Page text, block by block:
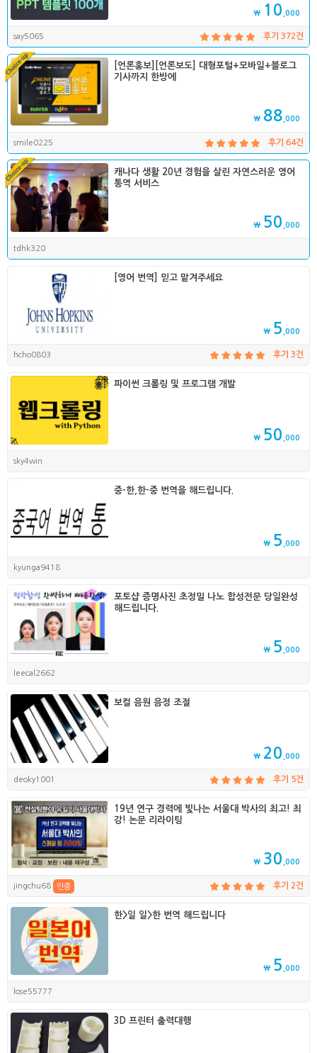
₩ 10 ,000
say5065 후기 372건
[언론홍보][언론보도] 대형포털+모바일+블로그
기사까지 한방에
₩ 88,000
smile0225 후기 64건
캐나다 생활 20년 경험을 살린 자연스러운 영어
통역 서비스
₩ 50 ,000
tdhk320
[영어 번역] 믿고 맡겨주세요
₩ 5 ,000
hcho0803 후기 3건
파이썬 크롤링 및 프로그램 개발
₩ 50 ,000
sky4win
중-한,한-중 번역을 해드립니다.
₩ 5 ,000
kyunga9418
포토샵 증명사진 초정밀 나노 합성전문 당일완성
해드립니다.
₩ 5 ,000
leecal2662
보컬 음원 음정 조절
₩ 20 ,000
deoky1001 후기 5건
19년 연구 경력에 빛나는 서울대 박사의 최고! 최
강! 논문 리라이팅
₩ 30 ,000
jingchu68 인증 후기 2건
한>일 일>한 번역 해드립니다
₩ 5 ,000
lose55777
3D 프린터 출력대행